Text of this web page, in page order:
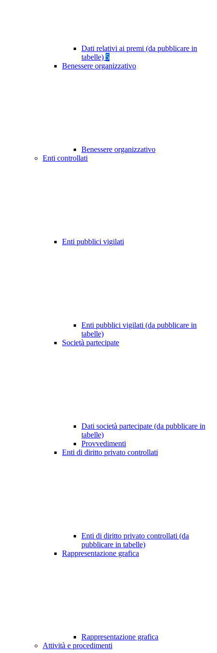
Dati relativi ai premi (da pubblicare in
tabelle) 5
Benessere organizzativo
Benessere organizzativo
Enti controllati
Enti pubblici vigilati
Enti pubblici vigilati (da pubblicare in
tabelle)
Società partecipate
Dati società partecipate (da pubblicare in
tabelle)
Provvedimenti
Enti di diritto privato controllati
Enti di diritto privato controllati (da
pubblicare in tabelle)
Rappresentazione grafica
Rappresentazione grafica
Attività e procedimenti